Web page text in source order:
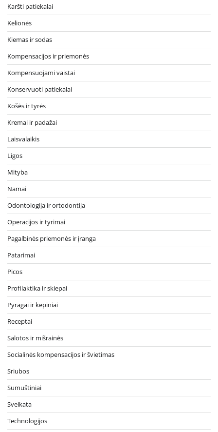
Karšti patiekalai
Kelionės
Kiemas ir sodas
Kompensacijos ir priemonės
Kompensuojami vaistai
Konservuoti patiekalai
Košės ir tyrės
Kremai ir padažai
Laisvalaikis
Ligos
Mityba
Namai
Odontologija ir ortodontija
Operacijos ir tyrimai
Pagalbinės priemonės ir įranga
Patarimai
Picos
Profilaktika ir skiepai
Pyragai ir kepiniai
Receptai
Salotos ir mišrainės
Socialinės kompensacijos ir švietimas
Sriubos
Sumuštiniai
Sveikata
Technologijos